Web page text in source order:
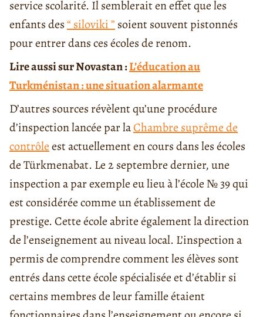
service scolarité. Il semblerait en effet que les
enfants des“ siloviki ” soient souvent pistonnés
pour entrer dans ces écoles de renom.
Lire aussi sur Novastan :L’éducation au
Turkménistan : une situation alarmante
D’autres sources révèlent qu’une procédure
d’inspection lancée par laChambre suprême de
contrôleest actuellement en cours dans les écoles
de Türkmenabat. Le 2 septembre dernier, une
inspection a par exemple eu lieu à l’école № 39 qui
est considérée comme un établissement de
prestige. Cette école abrite également la direction
de l’enseignement au niveau local. L’inspection a
permis de comprendre comment les élèves sont
entrés dans cette école spécialisée et d’établir si
certains membres de leur famille étaient